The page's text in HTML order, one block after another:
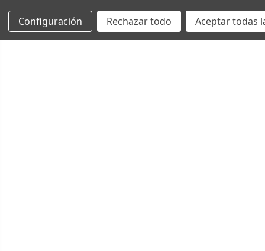
Configuración Rechazar todo Aceptar todas